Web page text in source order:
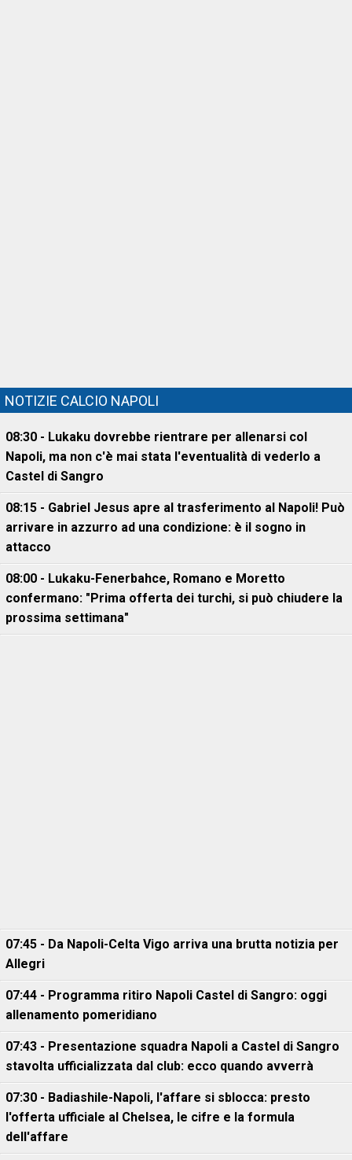
NOTIZIE CALCIO NAPOLI
08:30 - Lukaku dovrebbe rientrare per allenarsi col
Napoli, ma non c'è mai stata l'eventualità di vederlo a
Castel di Sangro
08:15 - Gabriel Jesus apre al trasferimento al Napoli! Può
arrivare in azzurro ad una condizione: è il sogno in
attacco
08:00 - Lukaku-Fenerbahce, Romano e Moretto
confermano: "Prima offerta dei turchi, si può chiudere la
prossima settimana"
07:45 - Da Napoli-Celta Vigo arriva una brutta notizia per
Allegri
07:44 - Programma ritiro Napoli Castel di Sangro: oggi
allenamento pomeridiano
07:43 - Presentazione squadra Napoli a Castel di Sangro
stavolta ufficializzata dal club: ecco quando avverrà
07:30 - Badiashile-Napoli, l'affare si sblocca: presto
l'offerta ufficiale al Chelsea, le cifre e la formula
dell'affare